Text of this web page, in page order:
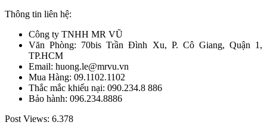
Thông tin liên hệ:
Công ty TNHH MR VŨ
Văn Phòng: 70bis Trần Đình Xu, P. Cô Giang, Quận 1,
TP.HCM
Email: huong.le@mrvu.vn
Mua Hàng: 09.1102.1102
Thắc mắc khiếu nại: 090.234.8 886
Bảo hành: 096.234.8886
Post Views: 6.378